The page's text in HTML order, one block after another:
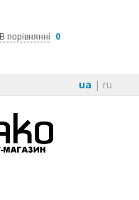
В порівнянні 0
ua | ru